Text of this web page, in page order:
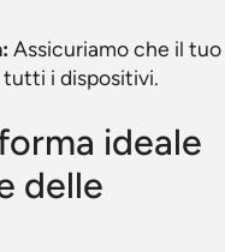
Assicuriamo che il tuo
tutti i dispositivi.
ideale
delle